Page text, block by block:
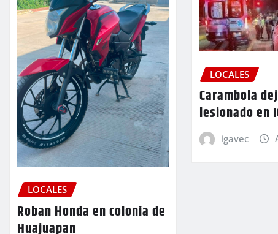
LOCALES
Roban Honda en colonia de
Huajuapan
LOCALES
Carambola
lesionado en
igavec